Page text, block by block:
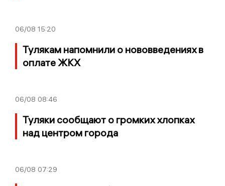
06/08 15:20
Тулякам напомнили о нововведениях в
оплате ЖКХ
06/08 08:46
Туляки сообщают о громких хлопках
над центром города
06/08 07:29